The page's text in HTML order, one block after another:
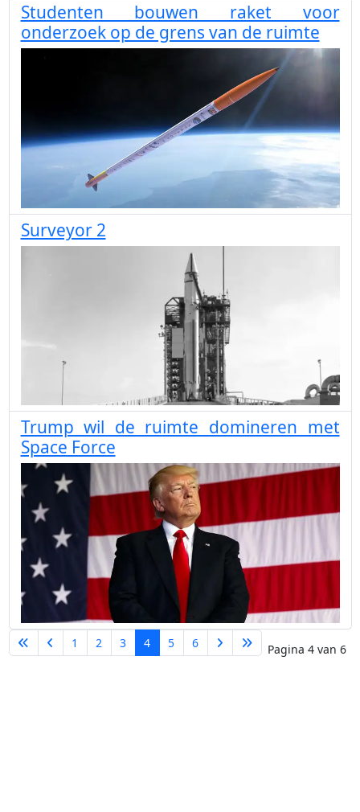
Studenten bouwen raket voor
onderzoek op de grens van de ruimte
Surveyor 2
Trump wil de ruimte domineren met
Space Force
Pagina 4 van 6
1 2 3 4 5 6